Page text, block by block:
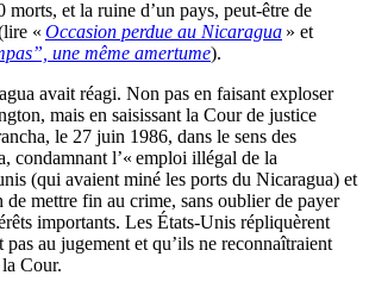
morts, et la ruine d’un pays, peut-être de
« Occasion perdue au Nicaragua » et
une même amertume).
avait réagi. Non pas en faisant exploser
mais en saisissant la Cour de justice
le 27 juin 1986, dans le sens des
condamnant l’« emploi illégal de la
(qui avaient miné les ports du Nicaragua) et
de mettre fin au crime, sans oublier de payer
importants. Les États-Unis répliquèrent
pas au jugement et qu’ils ne reconnaîtraient
Cour.